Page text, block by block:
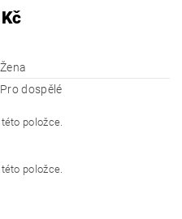
Žena
Pro dospělé
položce.
položce.